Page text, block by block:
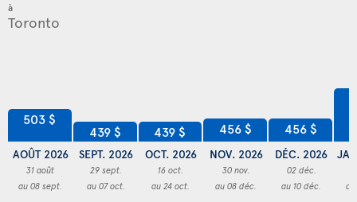
à
503 $
AOÛT 2026
31 août
au 08 sept.
439 $
SEPT. 2026
29 sept.
au 07 oct.
439 $
OCT. 2026
16 oct.
au 24 oct.
456 $
NOV. 2026
30 nov.
au 08 déc.
456 $
DÉC. 2026
02 déc.
au 10 déc.